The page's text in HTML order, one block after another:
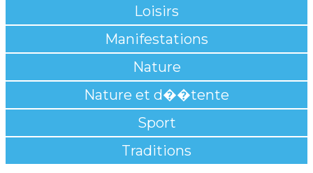
Loisirs
Manifestations
Nature
Nature et d��tente
Sport
Traditions